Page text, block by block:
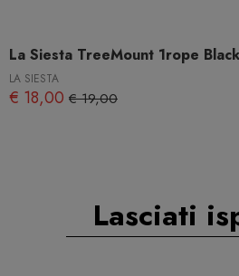
La Siesta TreeMount 1rope
LA SIESTA
€ 18,00 € 19,00
Lasciati